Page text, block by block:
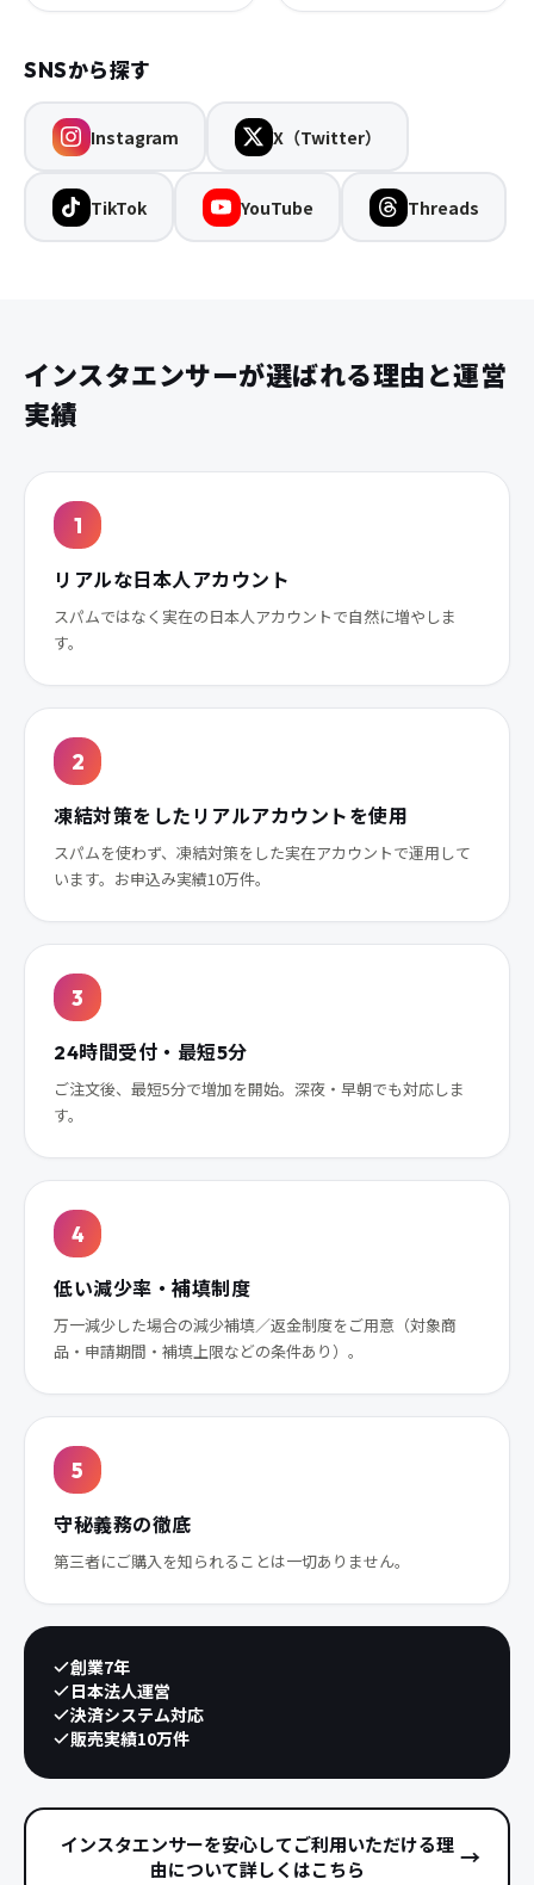
SNSから探す
Instagram X（Twitter）
TikTok YouTube Threads
インスタエンサーが選ばれる理由と運営
実績
1
リアルな日本人アカウント
スパムではなく実在の日本人アカウントで自然に増やしま
す。
2
凍結対策をしたリアルアカウントを使用
スパムを使わず、凍結対策をした実在アカウントで運用して
います。お申込み実績10万件。
3
24時間受付・最短5分
ご注文後、最短5分で増加を開始。深夜・早朝でも対応しま
す。
4
低い減少率・補填制度
万一減少した場合の減少補填／返金制度をご用意（対象商
品・申請期間・補填上限などの条件あり）。
5
守秘義務の徹底
第三者にご購入を知られることは一切ありません。
創業7年
日本法人運営
決済システム対応
販売実績10万件
インスタエンサーを安心してご利用いただける理
由について詳しくはこちら
→